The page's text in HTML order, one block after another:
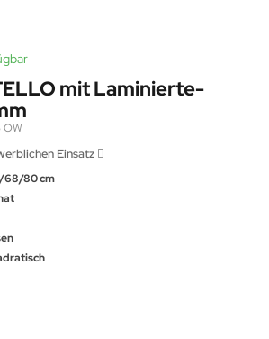
mit Laminierte-
OW
Einsatz
68/80 cm